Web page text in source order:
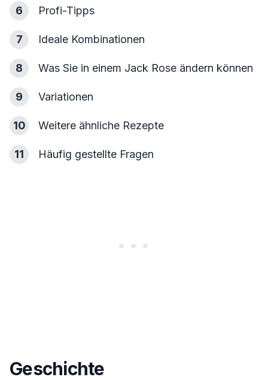
6 Profi-Tipps
7 Ideale Kombinationen
8 Was Sie in einem Jack Rose ändern können
9 Variationen
10 Weitere ähnliche Rezepte
11 Häufig gestellte Fragen
Geschichte